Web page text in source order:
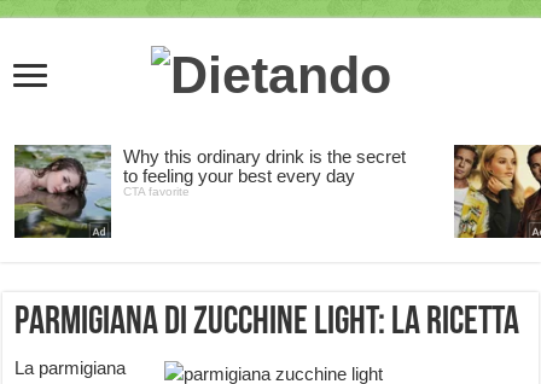
Parmigiana di zucchine light: la ricetta
La parmigiana